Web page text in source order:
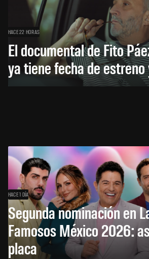
HACE 22 HORAS
El documental de Fito
ya tiene fecha de
HACE 1 DÍA
Segunda nominación en
Famosos México 2026:
placa